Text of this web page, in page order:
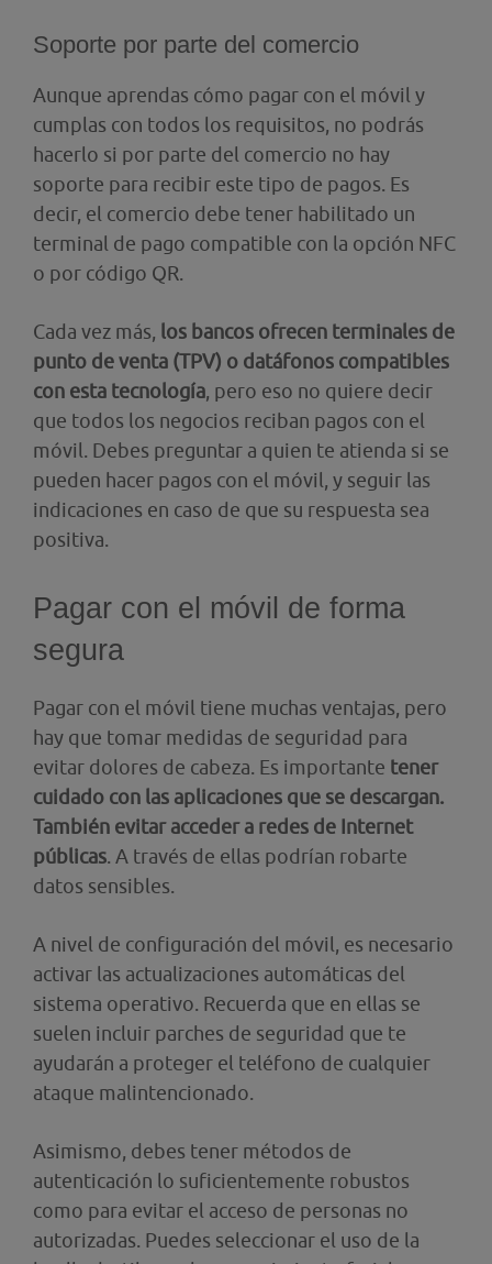
Soporte por parte del comercio
Aunque aprendas cómo pagar con el móvil y
cumplas con todos los requisitos, no podrás
hacerlo si por parte del comercio no hay
soporte para recibir este tipo de pagos. Es
decir, el comercio debe tener habilitado un
terminal de pago compatible con la opción NFC
o por código QR.
Cada vez más, los bancos ofrecen terminales de
punto de venta (TPV) o datáfonos compatibles
con esta tecnología, pero eso no quiere decir
que todos los negocios reciban pagos con el
móvil. Debes preguntar a quien te atienda si se
pueden hacer pagos con el móvil, y seguir las
indicaciones en caso de que su respuesta sea
positiva.
Pagar con el móvil de forma
segura
Pagar con el móvil tiene muchas ventajas, pero
hay que tomar medidas de seguridad para
evitar dolores de cabeza. Es importante tener
cuidado con las aplicaciones que se descargan.
También evitar acceder a redes de Internet
públicas. A través de ellas podrían robarte
datos sensibles.
A nivel de configuración del móvil, es necesario
activar las actualizaciones automáticas del
sistema operativo. Recuerda que en ellas se
suelen incluir parches de seguridad que te
ayudarán a proteger el teléfono de cualquier
ataque malintencionado.
Asimismo, debes tener métodos de
autenticación lo suficientemente robustos
como para evitar el acceso de personas no
autorizadas. Puedes seleccionar el uso de la